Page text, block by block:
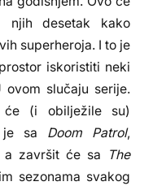
njih desetak kako
superheroja. I to je
iskoristiti neki
ovom slučaju serije.
će (i obilježile su)
je sa Doom Patrol,
a završit će sa
The
sezonama svakog